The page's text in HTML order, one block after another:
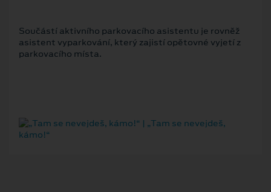
Součástí aktivního parkovacího asistentu je rovněž
asistent vyparkování, který zajistí opětovné vyjetí z
parkovacího místa.